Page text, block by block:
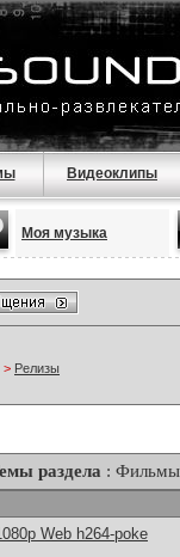
Видеоклипы
Моя музыка
> Релизы
раздела : Фильмы
Web h264-poke